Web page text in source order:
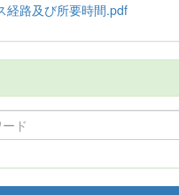
経路及び所要時間.pdf